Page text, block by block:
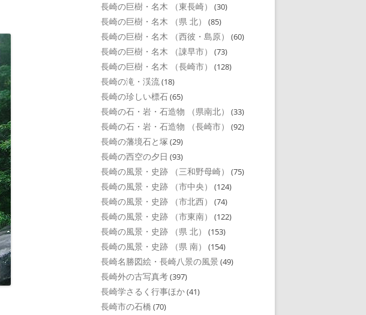
長崎の巨樹・名木 （東長崎） (30)
長崎の巨樹・名木 （県 北） (85)
長崎の巨樹・名木 （西彼・島原） (60)
長崎の巨樹・名木 （諌早市） (73)
長崎の巨樹・名木 （長崎市） (128)
長崎の滝・渓流(18)
長崎の珍しい標石(65)
長崎の石・岩・石造物 （県南北） (33)
長崎の石・岩・石造物 （長崎市） (92)
長崎の藩境石と塚 (29)
長崎の西空の夕日 (93)
長崎の風景・史跡 （三和野母崎） (75)
長崎の風景・史跡 （市中央） (124)
長崎の風景・史跡 （市北西） (74)
長崎の風景・史跡 （市東南） (122)
長崎の風景・史跡 （県 北） (153)
長崎の風景・史跡 （県 南） (154)
長崎名勝図絵・長崎八景の風景 (49)
長崎外の古写真考(397)
長崎学さるく行事ほか(41)
長崎市の石橋 (70)